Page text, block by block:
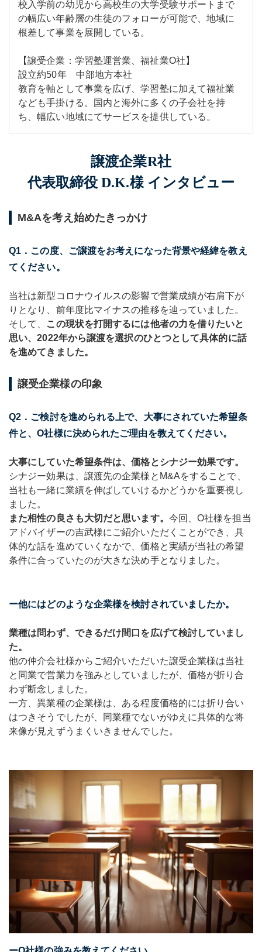
校入学前の幼児から高校生の大学受験サポートまで
の幅広い年齢層の生徒のフォローが可能で、地域に
根差して事業を展開している。
【譲受企業：学習塾運営業、福祉業O社】
設立約50年 中部地方本社
教育を軸として事業を広げ、学習塾に加えて福祉業
なども手掛ける。国内と海外に多くの子会社を持
ち、幅広い地域にてサービスを提供している。
譲渡企業R社
代表取締役 D.K.様 インタビュー
M&Aを考え始めたきっかけ
Q1．この度、ご譲渡をお考えになった背景や経緯を教え
てください。
当社は新型コロナウイルスの影響で営業成績が右肩下が
りとなり、前年度比マイナスの推移を辿っていました。
そして、 この現状を打開するには他者の力を借りたいと
思い、2022年から譲渡を選択のひとつとして具体的に話
を進めてきました。
譲受企業様の印象
Q2．ご検討を進められる上で、大事にされていた希望条
件と、O社様に決められたご理由を教えてください。
大事にしていた希望条件は、価格とシナジー効果です。
シナジー効果は、譲渡先の企業様とM&Aをすることで、
当社も一緒に業績を伸ばしていけるかどうかを重要視し
ました。
また相性の良さも大切だと思います。 今回、O社様を担当
アドバイザーの吉武様にご紹介いただくことができ、具
体的な話を進めていくなかで、価格と実績が当社の希望
条件に合っていたのが大きな決め手となりました。
ー他にはどのような企業様を検討されていましたか。
業種は問わず、できるだけ間口を広げて検討していまし
た。
他の仲介会社様からご紹介いただいた譲受企業様は当社
と同業で営業力を強みとしていましたが、価格が折り合
わず断念しました。
一方、異業種の企業様は、ある程度価格的には折り合い
はつきそうでしたが、同業種でないがゆえに具体的な将
来像が見えずうまくいきませんでした。